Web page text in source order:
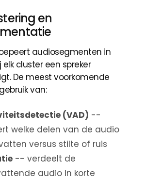
en
audiosegmenten in
cluster een spreker
De meest voorkomende
van:
(VAD) --
welke delen van de audio
versus stilte of ruis
-- verdeelt de
audio in korte